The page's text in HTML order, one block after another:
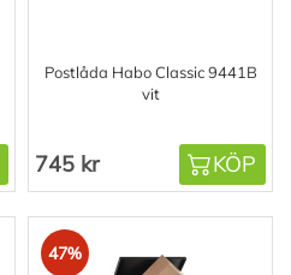
Postlåda Habo Classic 9441B
vit
745 kr KÖP
47%